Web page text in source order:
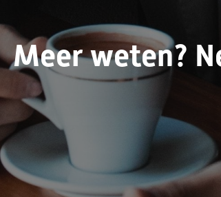
Meer weten?